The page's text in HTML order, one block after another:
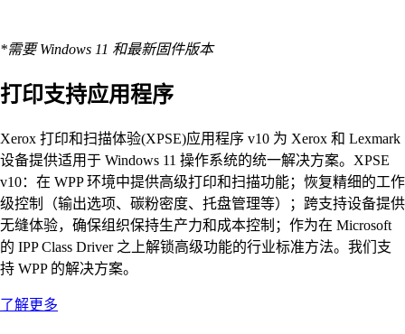
*需要 Windows 11 和最新固件版本
打印支持应用程序
Xerox 打印和扫描体验(XPSE)应用程序 v10 为 Xerox 和 Lexmark
设备提供适用于 Windows 11 操作系统的统一解决方案。XPSE
v10：在 WPP 环境中提供高级打印和扫描功能；恢复精细的工作
级控制（输出选项、碳粉密度、托盘管理等）；跨支持设备提供
无缝体验，确保组织保持生产力和成本控制；作为在 Microsoft
的 IPP Class Driver 之上解锁高级功能的行业标准方法。我们支
持 WPP 的解决方案。
了解更多